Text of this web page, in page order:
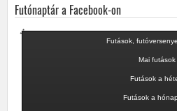
Futónaptár a Facebook-on
Futások,
Mai futások
Futások a
Futások a